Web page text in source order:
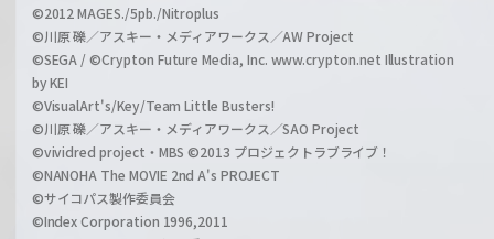
©2012 MAGES./5pb./Nitroplus
©川原 礫／アスキー・メディアワークス／AW Project
©SEGA / ©Crypton Future Media, Inc. www.crypton.net Illustration
by KEI
©VisualArt's/Key/Team Little Busters!
©川原 礫／アスキー・メディアワークス／SAO Project
©vividred project・MBS ©2013 プロジェクトラブライブ！
©NANOHA The MOVIE 2nd A's PROJECT
©サイコパス製作委員会
©Index Corporation 1996,2011